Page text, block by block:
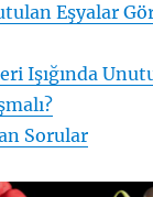
Eşyalar
Işığında
Sorular